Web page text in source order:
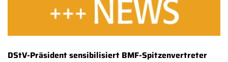
DStV-Präsident sensibilisiert BMF-Spitzenvertreter